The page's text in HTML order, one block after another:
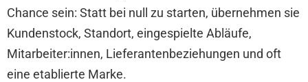
Chance sein: Statt bei null zu starten, übernehmen sie
Kundenstock, Standort, eingespielte Abläufe,
Mitarbeiter:innen, Lieferantenbeziehungen und oft
eine etablierte Marke.